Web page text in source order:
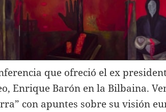
que ofreció el ex
Enrique Barón en la Bilbaina.
con apuntes sobre su visión